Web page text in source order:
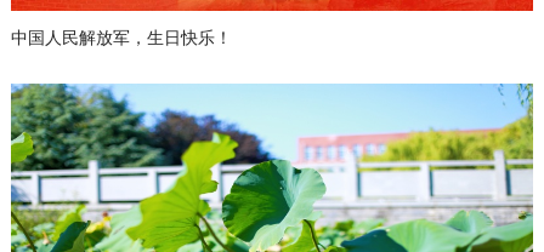
中国人民解放军，生日快乐！